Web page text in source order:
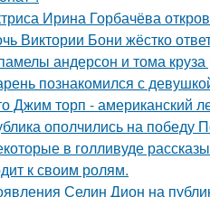
Ирина Горбачёва
Виктории Бони жёстко
андерсон и тома
познакомился с
Джим торп - американский
ополчились на победу
в голливуде
к своим ролям.
Селин Дион на